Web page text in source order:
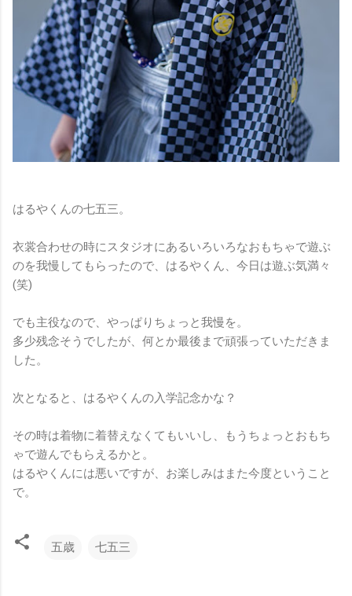
はるやくんの七五三。
衣裳合わせの時にスタジオにあるいろいろなおもちゃで遊ぶ
のを我慢してもらったので、はるやくん、今日は遊ぶ気満々
(笑)
でも主役なので、やっぱりちょっと我慢を。
多少残念そうでしたが、何とか最後まで頑張っていただきま
した。
次となると、はるやくんの入学記念かな？
その時は着物に着替えなくてもいいし、もうちょっとおもち
ゃで遊んでもらえるかと。
はるやくんには悪いですが、お楽しみはまた今度ということ
で。
五歳 七五三